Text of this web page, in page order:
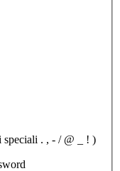
speciali . , - / @ _ ! )